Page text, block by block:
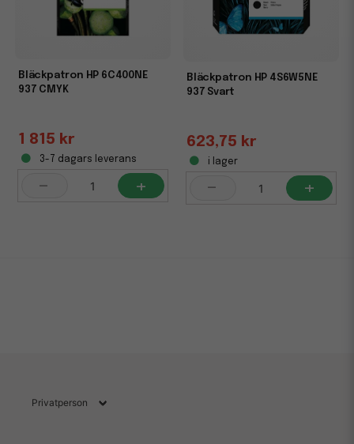
Bläckpatron HP 6C400NE
937 CMYK
1 815 kr
3-7 dagars leverans
- +
Bläckpatron HP 4S6W5NE
937 Svart
623,75 kr
i lager
- +